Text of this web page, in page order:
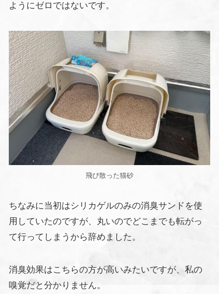
ようにゼロではないです。
飛び散った猫砂
ちなみに当初はシリカゲルのみの消臭サンドを使
用していたのですが、丸いのでどこまでも転がっ
て行ってしまうから辞めました。
消臭効果はこちらの方が高いみたいですが、私の
嗅覚だと分かりません。